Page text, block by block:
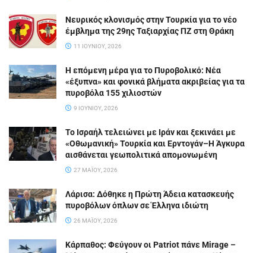
Νευρικός κλονισμός στην Τουρκία για το νέο
έμβλημα της 29ης Ταξιαρχίας ΠΖ στη Θράκη
11 ΙΟΥΝΊΟΥ, 2026
Η επόμενη μέρα για το Πυροβολικό: Νέα
«έξυπνα» και φονικά βλήματα ακριβείας για τα
πυροβόλα 155 χιλιοστών
9 ΙΟΥΝΊΟΥ, 2026
Το Ισραήλ τελειώνει με Ιράν και ξεκινάει με
«Οθωμανική» Τουρκία και Ερντογάν–Η Άγκυρα
αισθάνεται γεωπολιτικά απομονωμένη
27 ΜΑΪ́ΟΥ, 2026
Λάρισα: Δόθηκε η Πρώτη Άδεια κατασκευής
πυροβόλων όπλων σε Έλληνα ιδιώτη
26 ΜΑΪ́ΟΥ, 2026
Κάρπαθος: Φεύγουν οι Patriot πάνε Mirage –